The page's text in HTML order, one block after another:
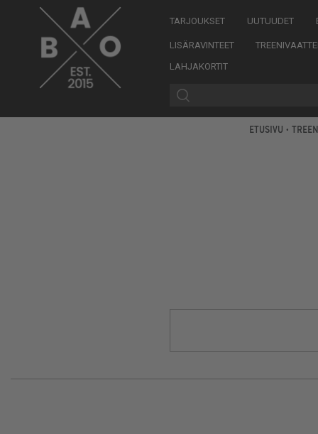
TARJOUKSET UUTUUDET
LISÄRAVINTEET
LAHJAKORTIT
ETUSIVU •